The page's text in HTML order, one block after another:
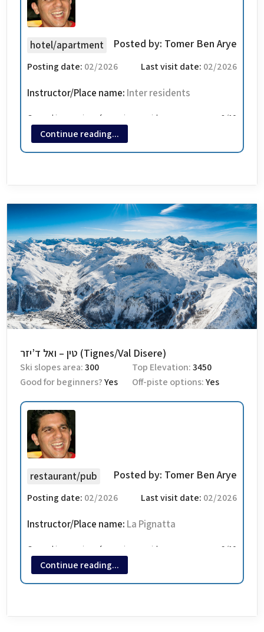
hotel/apartment Posted by: Tomer Ben Arye
Last visit date: 02/2026
Posting date: 02/2026
Instructor/Place name: Inter residents
General impression of a service provider 8/10
חדר קובייה קטנה תמיד תורידו ב 1 ל 2 אנשים ממה שרשום בדירה
מקבלים אפילו נייר טואלט אחד בהגעה.
Continue reading...
טין – ואל ד’יזר (Tignes/Val Disere)
Ski slopes area:300 Top Elevation:3450
Good for beginners?Yes Off-piste options:Yes
restaurant/pub Posted by: Tomer Ben Arye
Last visit date: 02/2026
Posting date: 02/2026
Instructor/Place name: La Pignatta
General impression of a service provider 9/10
ואל קלארט. למעלה. להזמין מקום דרך גוגל. רצוי. פיצות מעולות.
משהו... תמונות יש בשפע בגוגל.
Continue reading...